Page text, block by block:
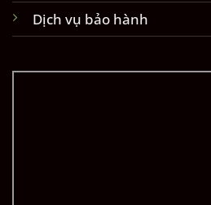
Dịch vụ bảo hành